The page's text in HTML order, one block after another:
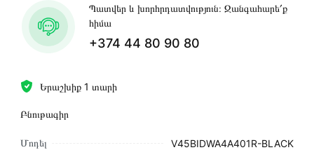
Երաշխիք 1 տարի
Բնութագիր
Մոդել
V45BIDWA4A401R-BLACK
Պատվեր և խորհրդատվություն։ Զանգահարե՛ք
հիմա
+374 44 80 90 80